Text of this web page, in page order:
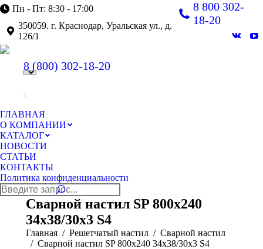
Пн - Пт: 8:30 - 17:00
350059. г. Краснодар, Уральская ул., д.
126/1
8 800 302-
18-20
8 (800) 302-18-20
ГЛАВНАЯ
О КОМПАНИИ
КАТАЛОГ
НОВОСТИ
СТАТЬИ
КОНТАКТЫ
Политика конфиденциальности
Поиск:
Сварной настил SP 800х240
34х38/30х3 S4
Главная Решетчатый настил
Сварной настил
Сварной настил SP 800х240 34х38/30х3 S4